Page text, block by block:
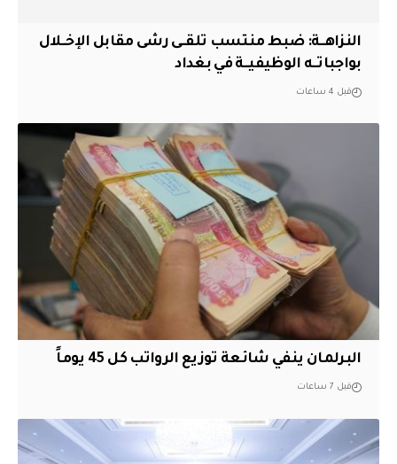
النزاهــة: ضبط منتسب تلقــى رشى مقابل الإخــلال
بواجباتــه الوظيفيــة في بغداد
قبل 4 ساعات
البرلمان ينفي شائعة توزيع الرواتب كل 45 يوماً
قبل 7 ساعات